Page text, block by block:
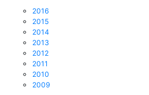
2016
2015
2014
2013
2012
2011
2010
2009